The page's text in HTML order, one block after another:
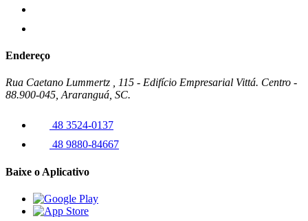
Endereço
Rua Caetano Lummertz , 115 - Edifício Empresarial Vittá. Centro -
88.900-045, Araranguá, SC.
48 3524-0137
48 9880-84667
Baixe o Aplicativo